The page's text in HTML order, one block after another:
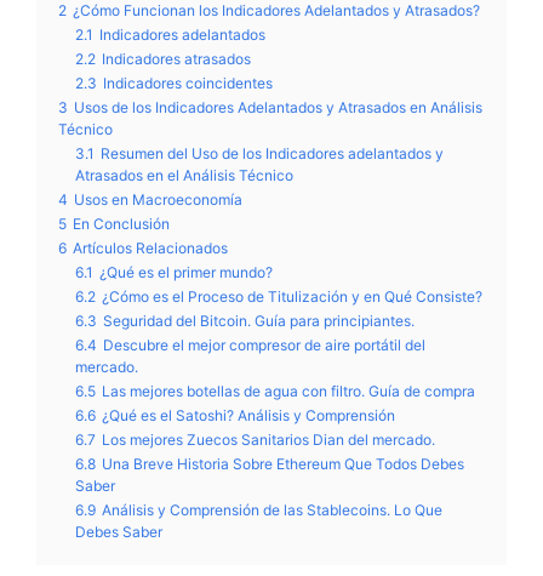
2 ¿Cómo Funcionan los Indicadores Adelantados y Atrasados?
2.1 Indicadores adelantados
2.2 Indicadores atrasados
2.3 Indicadores coincidentes
3 Usos de los Indicadores Adelantados y Atrasados en Análisis
Técnico
3.1 Resumen del Uso de los Indicadores adelantados y
Atrasados en el Análisis Técnico
4 Usos en Macroeconomía
5 En Conclusión
6 Artículos Relacionados
6.1 ¿Qué es el primer mundo?
6.2 ¿Cómo es el Proceso de Titulización y en Qué Consiste?
6.3 Seguridad del Bitcoin. Guía para principiantes.
6.4 Descubre el mejor compresor de aire portátil del
mercado.
6.5 Las mejores botellas de agua con filtro. Guía de compra
6.6 ¿Qué es el Satoshi? Análisis y Comprensión
6.7 Los mejores Zuecos Sanitarios Dian del mercado.
6.8 Una Breve Historia Sobre Ethereum Que Todos Debes
Saber
6.9 Análisis y Comprensión de las Stablecoins. Lo Que
Debes Saber